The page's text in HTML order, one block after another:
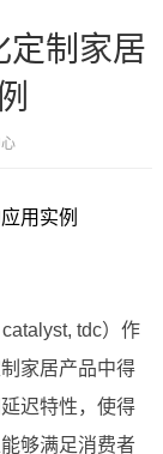
定制家居
用实例
tdc）作
家居产品中得
迟特性，使得
够满足消费者